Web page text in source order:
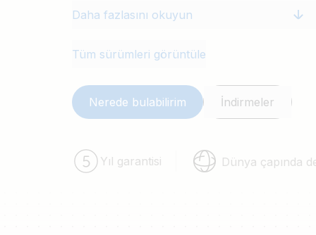
entegre olur.
Daha fazlasını okuyun
Tüm sürümleri görüntüle
Nerede bulabilirim İndirmeler
Yıl garantisi Dünya çapında